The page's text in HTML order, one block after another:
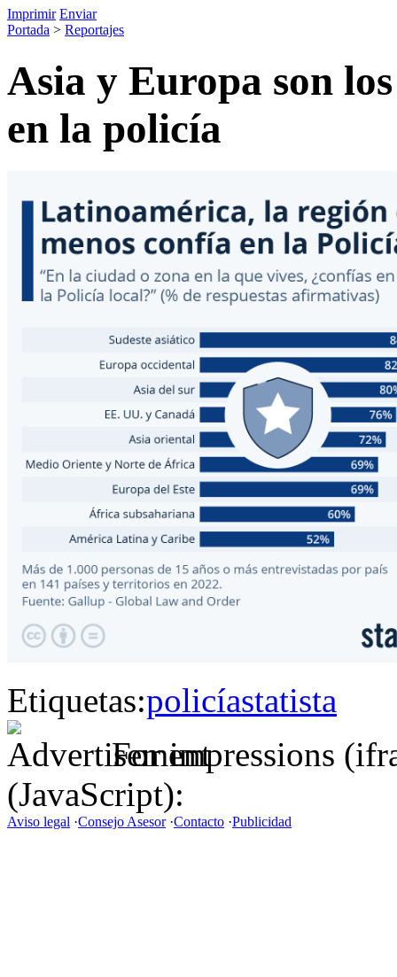
Imprimir Enviar
Portada > Reportajes
Asia y Europa son
en la policía
Etiquetas:policíastatista
For impressions
(JavaScript):
Aviso legal ·Consejo Asesor·Contacto ·Publicidad